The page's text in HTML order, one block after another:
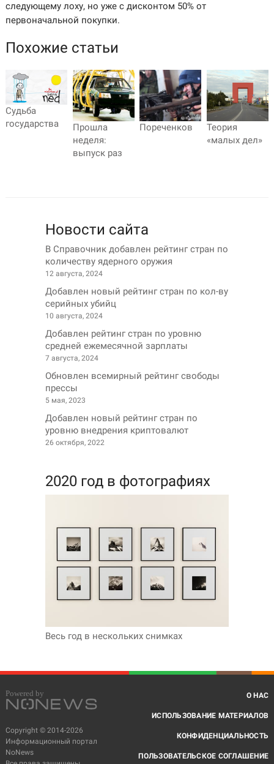
следующему лоху, но уже с дисконтом 50% от
первоначальной покупки.
Похожие статьи
Судьба
государства
Прошла
неделя:
выпуск раз
Пореченков
Теория
«малых дел»
Новости сайта
В Справочник добавлен рейтинг стран по
количеству ядерного оружия
12 августа, 2024
Добавлен новый рейтинг стран по кол-ву
серийных убийц
10 августа, 2024
Добавлен рейтинг стран по уровню
средней ежемесячной зарплаты
7 августа, 2024
Обновлен всемирный рейтинг свободы
прессы
5 мая, 2023
Добавлен новый рейтинг стран по
уровню внедрения криптовалют
26 октября, 2022
2020 год в фотографиях
Весь год в нескольких снимках
Copyright © 2014-2026
Информационный портал
NoNews
О НАС
ИСПОЛЬЗОВАНИЕ МАТЕРИАЛОВ
КОНФИДЕНЦИАЛЬНОСТЬ
ПОЛЬЗОВАТЕЛЬСКОЕ СОГЛАШЕНИЕ